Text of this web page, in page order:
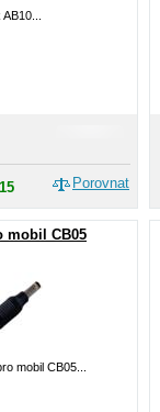
Porovnat
15
mobil CB05
mobil CB05...